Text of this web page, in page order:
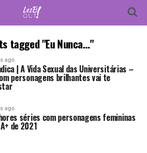
tagged "Eu Nunca…"
ago
| A Vida Sexual das Universitárias –
personagens brilhantes vai te
ago
séries com personagens femininas
de 2021